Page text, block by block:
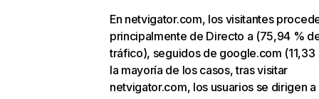
En netvigator.com, los visitantes
principalmente de Directo a (75,94 %
tráfico), seguidos de google.com (11,33
la mayoría de los casos, tras visitar
netvigator.com, los usuarios se dirigen a